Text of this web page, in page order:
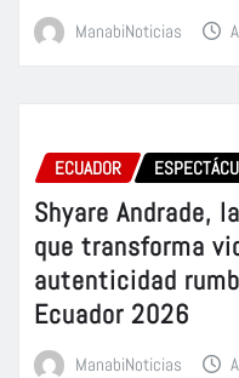
ManabiNoticias
ECUADOR
Shyare Andrade,
que transforma
autenticidad
Ecuador 2026
ManabiNoticias